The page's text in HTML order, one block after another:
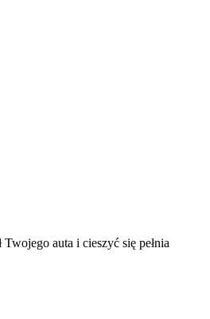
auta i cieszyć się pełnia